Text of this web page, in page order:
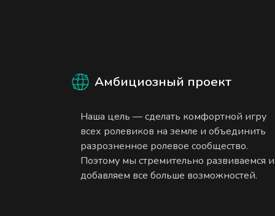
Амбициозный проект
Наша цель — сделать комфортной игру
всех ролевиков на земле и объединить
разрозненное ролевое сообщество.
Поэтому мы стремительно развиваемся и
добавляем все больше возможностей.